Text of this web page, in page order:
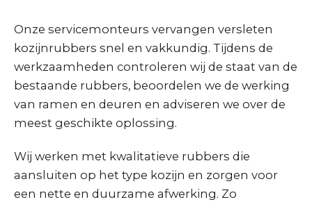
Onze servicemonteurs vervangen versleten
kozijnrubbers snel en vakkundig. Tijdens de
werkzaamheden controleren wij de staat van de
bestaande rubbers, beoordelen we de werking
van ramen en deuren en adviseren we over de
meest geschikte oplossing.
Wij werken met kwalitatieve rubbers die
aansluiten op het type kozijn en zorgen voor
een nette en duurzame afwerking. Zo